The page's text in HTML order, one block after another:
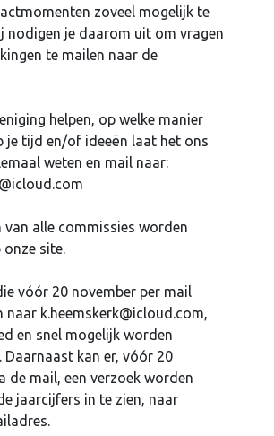
zoveel mogelijk te
nodigen je daarom uit om vragen
te mailen naar de
helpen, op welke manier
je tijd en/of ideeën laat het ons
weten en mail naar:
van alle commissies worden
site.
vóór 20 november per mail
naar k.heemskerk@icloud.com,
en snel mogelijk worden
Daarnaast kan er, vóór 20
de mail, een verzoek worden
jaarcijfers in te zien, naar